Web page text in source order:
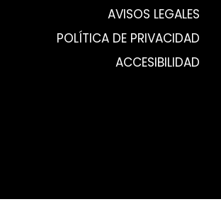
AVISOS LEGALES
POLÍTICA DE PRIVACIDAD
ACCESIBILIDAD